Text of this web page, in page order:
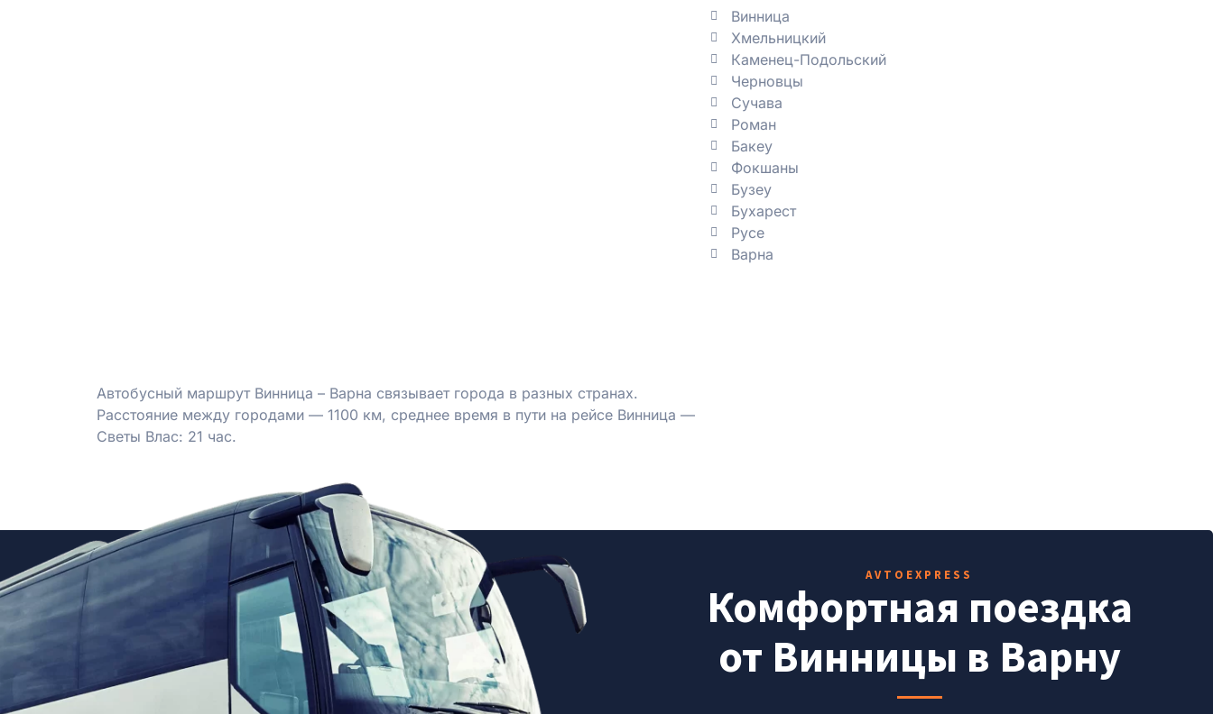
Автобусный маршрут Винница – Варна связывает города в разных странах.
Расстояние между городами — 1100 км, среднее время в пути на рейсе Винница —
Светы Влас: 21 час.
Винница
Хмельницкий
Каменец-Подольский
Черновцы
Сучава
Роман
Бакеу
Фокшаны
Бузеу
Бухарест
Русе
Варна
AVTOEXPRESS
Комфортная поездка
от Винницы в Варну